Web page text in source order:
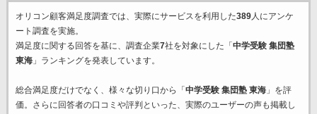
オリコン顧客満足度調査では、実際にサービスを利用した389人にアンケ
ート調査を実施。
満足度に関する回答を基に、調査企業7社を対象にした「 中学受験 集団塾
東海」ランキングを発表しています。
総合満足度だけでなく、様々な切り口から「 中学受験 集団塾 東海」を評
価。さらに回答者の口コミや評判といった、実際のユーザーの声も掲載し